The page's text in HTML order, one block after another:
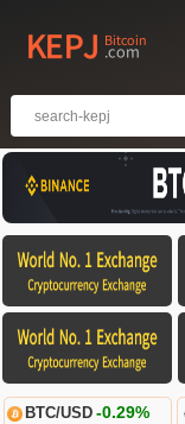
BTC/USD -0.29%